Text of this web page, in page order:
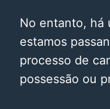
No entanto, há
estamos
processo de
possessão ou